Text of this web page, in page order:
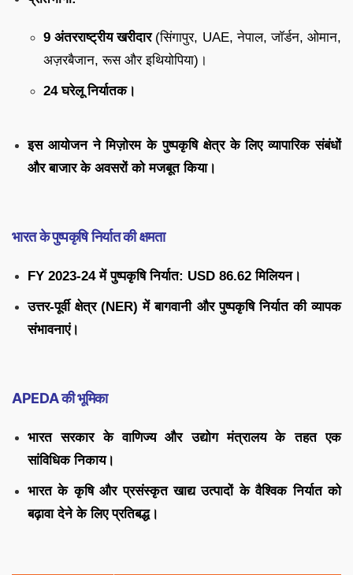
9 अंतरराष्ट्रीय खरीदार(सिंगापुर, UAE, नेपाल, जॉर्डन, ओमान,
अज़रबैजान, रूस और इथियोपिया)।
24 घरेलू निर्यातक।
इस आयोजन ने मिज़ोरम के पुष्पकृषि क्षेत्र के लिए व्यापारिक संबंधों
और बाजार के अवसरों को मजबूत किया।
भारत के पुष्पकृषि निर्यात की क्षमता
FY 2023-24 में पुष्पकृषि निर्यात: USD 86.62 मिलियन।
उत्तर-पूर्वी क्षेत्र (NER) में बागवानी और पुष्पकृषि निर्यात की व्यापक
संभावनाएं।
APEDA की भूमिका
भारत सरकार के वाणिज्य और उद्योग मंत्रालय के तहत एक
सांविधिक निकाय।
भारत के कृषि और प्रसंस्कृत खाद्य उत्पादों के वैश्विक निर्यात को
बढ़ावा देने के लिए प्रतिबद्ध।